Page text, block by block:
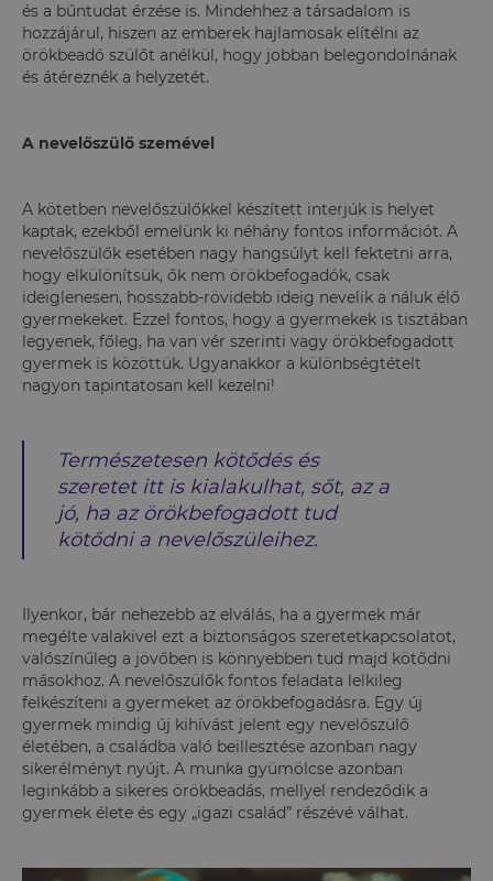
és a bűntudat érzése is. Mindehhez a társadalom is
hozzájárul, hiszen az emberek hajlamosak elítélni az
örökbeadó szülőt anélkül, hogy jobban belegondolnának
és átéreznék a helyzetét.
A nevelőszülő szemével
A kötetben nevelőszülőkkel készített interjúk is helyet
kaptak, ezekből emelünk ki néhány fontos információt. A
nevelőszülők esetében nagy hangsúlyt kell fektetni arra,
hogy elkülönítsük, ők nem örökbefogadók, csak
ideiglenesen, hosszabb-rövidebb ideig nevelik a náluk élő
gyermekeket. Ezzel fontos, hogy a gyermekek is tisztában
legyenek, főleg, ha van vér szerinti vagy örökbefogadott
gyermek is közöttük. Ugyanakkor a különbségtételt
nagyon tapintatosan kell kezelni!
Természetesen kötődés és
szeretet itt is kialakulhat, sőt, az a
jó, ha az örökbefogadott tud
kötődni a nevelőszüleihez.
Ilyenkor, bár nehezebb az elválás, ha a gyermek már
megélte valakivel ezt a biztonságos szeretetkapcsolatot,
valószínűleg a jövőben is könnyebben tud majd kötődni
másokhoz. A nevelőszülők fontos feladata lelkileg
felkészíteni a gyermeket az örökbefogadásra. Egy új
gyermek mindig új kihívást jelent egy nevelőszülő
életében, a családba való beillesztése azonban nagy
sikerélményt nyújt. A munka gyümölcse azonban
leginkább a sikeres örökbeadás, mellyel rendeződik a
gyermek élete és egy „igazi család” részévé válhat.